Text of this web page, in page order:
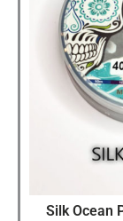
Silk Ocean